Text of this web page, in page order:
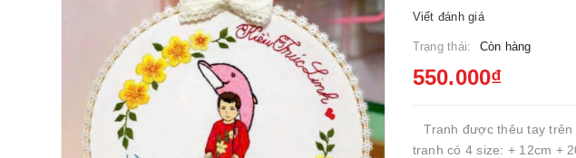
Viết đánh giá
Trạng thái: Còn hàng
550.000₫
Tranh được thêu tay trên
tranh có 4 size: + 12cm +